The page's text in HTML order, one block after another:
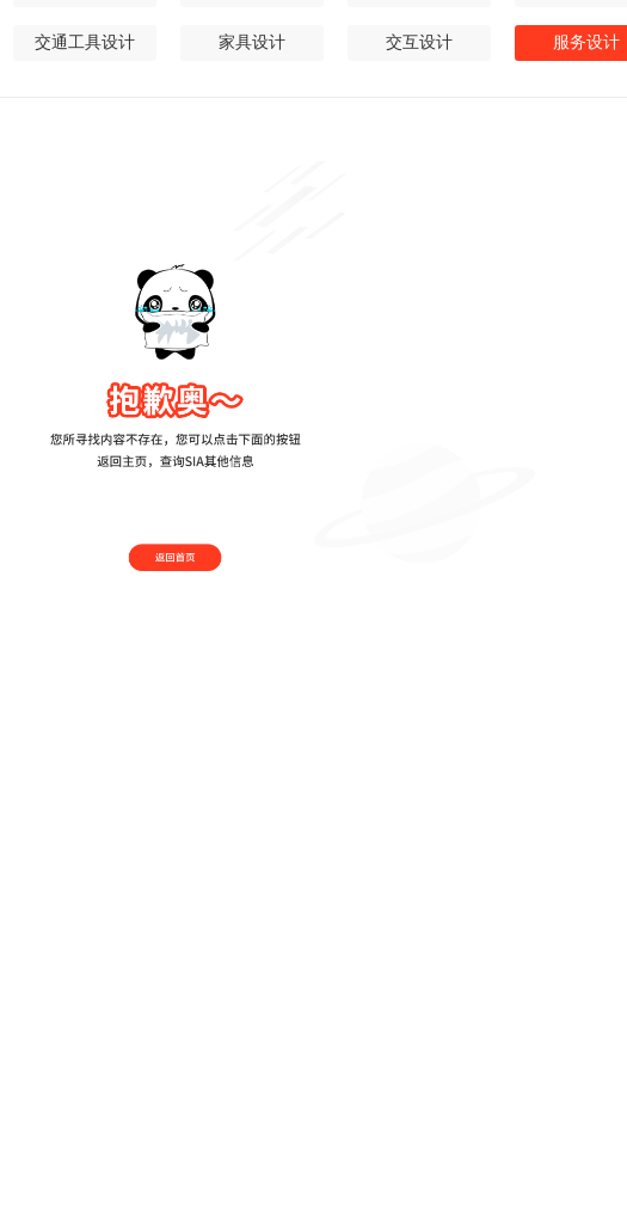
交通工具设计 家具设计 交互设计 服务设计